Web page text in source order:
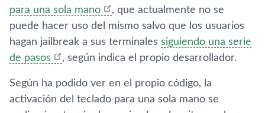
para una sola mano
, que actualmente no se
puede hacer uso del mismo salvo que los usuarios
hagan jailbreak a sus terminales siguiendo una serie
de pasos
, según indica el propio desarrollador.
Según ha podido ver en el propio código, la
activación del teclado para una sola mano se